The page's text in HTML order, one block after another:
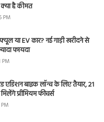
है कीमत
PM
या EV कार? नई गाड़ी खरीदने से
फायदा
PM
एडिशन बाइक लॉन्च के लिए तैयार, 21
प्रीमियम फीचर्स